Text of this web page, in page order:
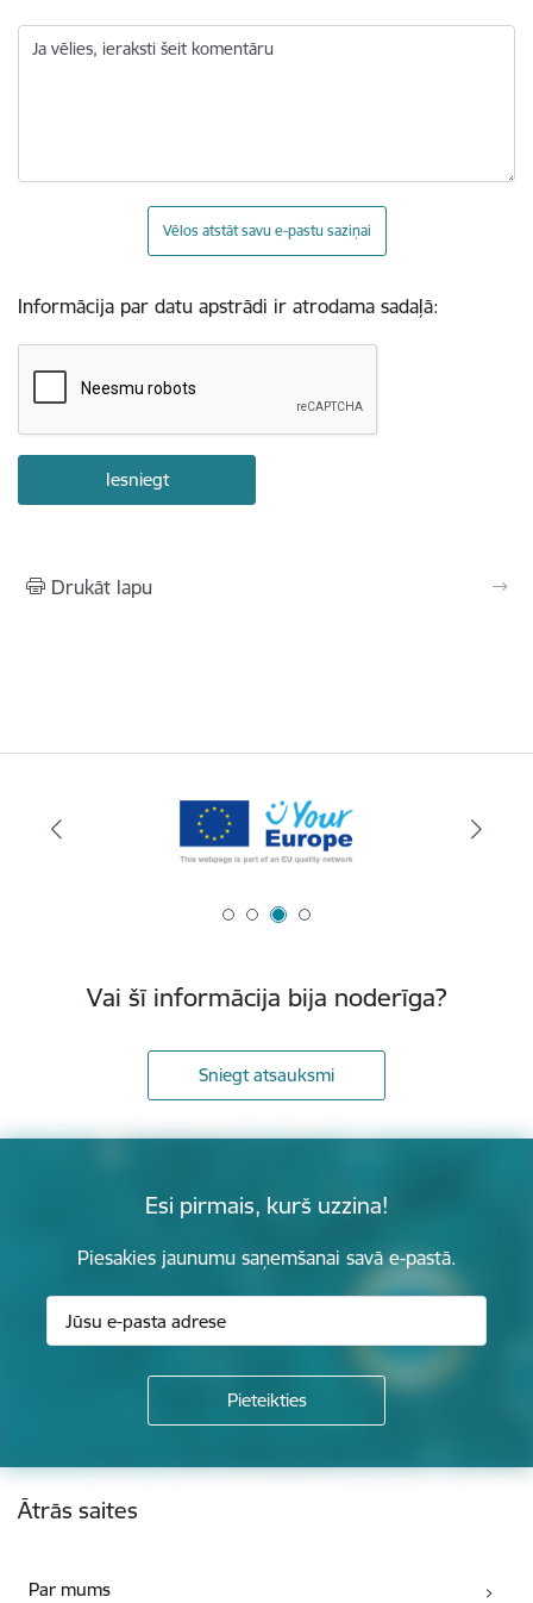
Ja vēlies, ieraksti šeit komentāru
Vēlos atstāt savu e-pastu saziņai
Informācija par datu apstrādi ir atrodama sadaļā:
Drukāt lapu
Vai šī informācija bija noderīga?
Sniegt atsauksmi
Esi pirmais, kurš uzzina!
Piesakies jaunumu saņemšanai savā e-pastā.
Kājene
Ātrās saites
Par mums